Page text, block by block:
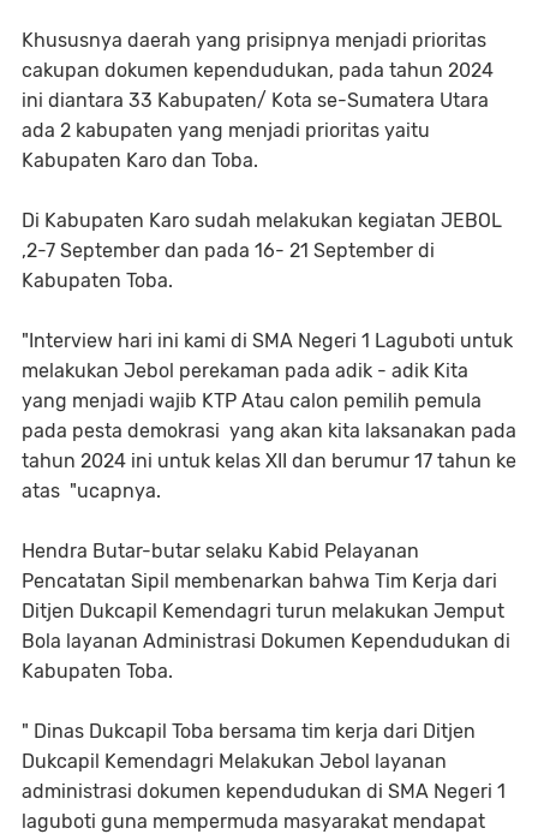
Khususnya daerah yang prisipnya menjadi prioritas
cakupan dokumen kependudukan, pada tahun 2024
ini diantara 33 Kabupaten/ Kota se-Sumatera Utara
ada 2 kabupaten yang menjadi prioritas yaitu
Kabupaten Karo dan Toba.
Di Kabupaten Karo sudah melakukan kegiatan JEBOL
,2-7 September dan pada 16- 21 September di
Kabupaten Toba.
"Interview hari ini kami di SMA Negeri 1 Laguboti untuk
melakukan Jebol perekaman pada adik - adik Kita
yang menjadi wajib KTP Atau calon pemilih pemula
pada pesta demokrasi yang akan kita laksanakan pada
tahun 2024 ini untuk kelas XII dan berumur 17 tahun ke
atas "ucapnya.
Hendra Butar-butar selaku Kabid Pelayanan
Pencatatan Sipil membenarkan bahwa Tim Kerja dari
Ditjen Dukcapil Kemendagri turun melakukan Jemput
Bola layanan Administrasi Dokumen Kependudukan di
Kabupaten Toba.
" Dinas Dukcapil Toba bersama tim kerja dari Ditjen
Dukcapil Kemendagri Melakukan Jebol layanan
administrasi dokumen kependudukan di SMA Negeri 1
laguboti guna mempermuda masyarakat mendapat